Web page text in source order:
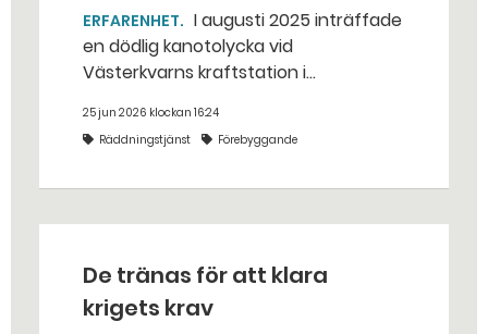
ERFARENHET
en dödlig kanotolycka vid
Västerkvarns kraftstation i
25 jun 2026 klockan 16:24
Räddningstjänst
Förebyggande
De tränas för att klara
krigets krav